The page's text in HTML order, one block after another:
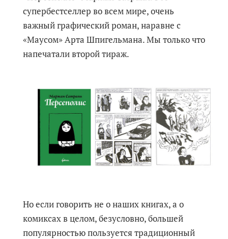
супербестселлер во всем мире, очень
важный графический роман, наравне с
«Маусом» Арта Шпигельмана. Мы только что
напечатали второй тираж.
Но если говорить не о наших книгах, а о
комиксах в целом, безусловно, большей
популярностью пользуется традиционный